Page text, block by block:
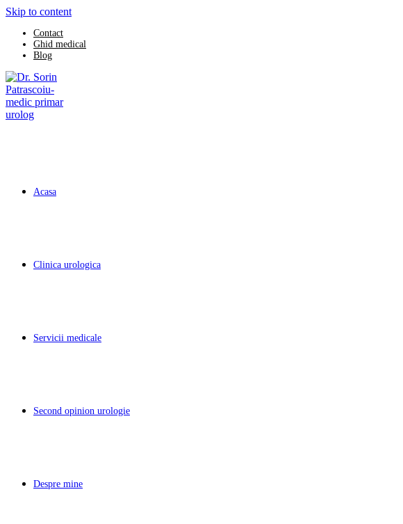
Skip to content
Contact
Ghid medical
Blog
Acasa
Clinica urologica
Servicii medicale
Second opinion urologie
Despre mine